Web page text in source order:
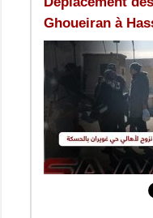
Ghoueiran à